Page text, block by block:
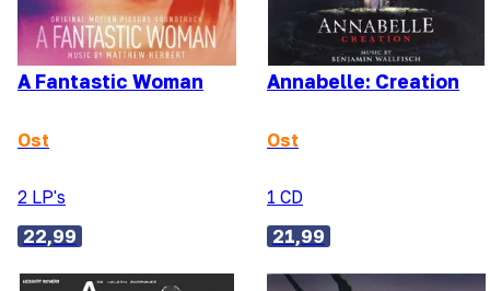
A Fantastic Woman
Ost
2 LP's
22,99
Annabelle: Creation
Ost
1 CD
21,99